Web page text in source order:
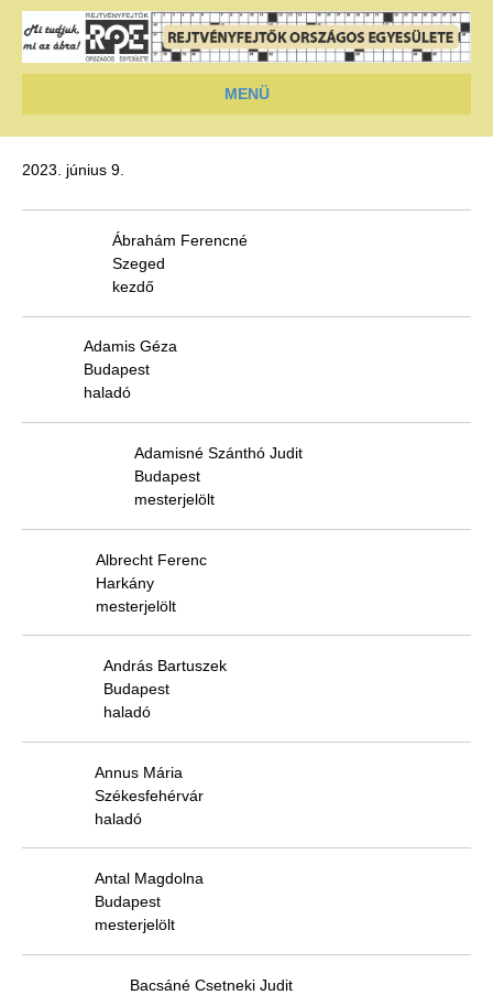
MENÜ
2023. június 9.
g
Ábrahám Ferencné
Szeged
kezdő
Adamis Géza
Budapest
haladó
Adamisné Szánthó Judit
Budapest
mesterjelölt
Albrecht Ferenc
Harkány
mesterjelölt
András Bartuszek
Budapest
haladó
Annus Mária
Székesfehérvár
haladó
Antal Magdolna
Budapest
mesterjelölt
Bacsáné Csetneki Judit